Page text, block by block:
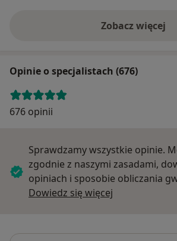
Zobacz więcej
Opinie o specjalistach (676)
676 opinii
Sprawdzamy wszystkie opinie.
zgodnie z naszymi zasadami,
opiniach i sposobie obliczania
Dowiedz się więcej